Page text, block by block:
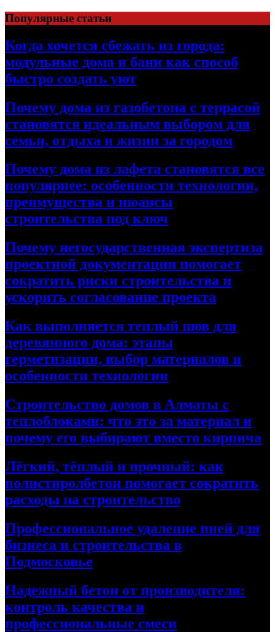
Перейти
к
содержимому
Популярные статьи
Когда хочется сбежать из города:
модульные дома и бани как способ
быстро создать уют
Почему дома из газобетона с террасой
становятся идеальным выбором для
семьи, отдыха и жизни за городом
Почему дома из лафета становятся все
популярнее: особенности технологии,
преимущества и нюансы
строительства под ключ
Почему негосударственная экспертиза
проектной документации помогает
сократить риски строительства и
ускорить согласование проекта
Как выполняется теплый шов для
деревянного дома: этапы
герметизации, выбор материалов и
особенности технологии
Строительство домов в Алматы с
теплоблоками: что это за материал и
почему его выбирают вместо кирпича
Лёгкий, тёплый и прочный: как
полистиролбетон помогает сократить
расходы на строительство
Профессиональное удаление пней для
бизнеса и строительства в
Подмосковье
Надежный бетон от производителя:
контроль качества и
профессиональные смеси